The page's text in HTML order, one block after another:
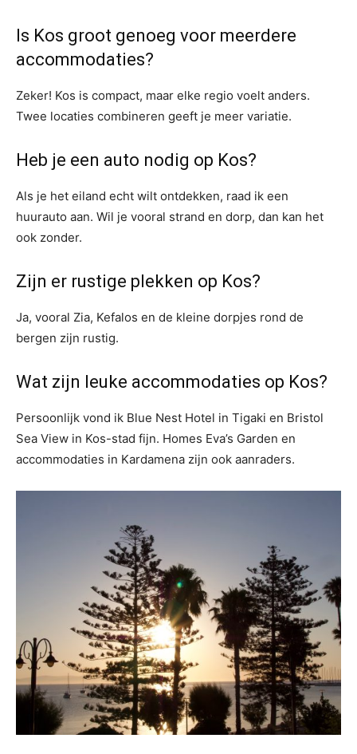
Is Kos groot genoeg voor meerdere
accommodaties?
Zeker! Kos is compact, maar elke regio voelt anders.
Twee locaties combineren geeft je meer variatie.
Heb je een auto nodig op Kos?
Als je het eiland echt wilt ontdekken, raad ik een
huurauto aan. Wil je vooral strand en dorp, dan kan het
ook zonder.
Zijn er rustige plekken op Kos?
Ja, vooral Zia, Kefalos en de kleine dorpjes rond de
bergen zijn rustig.
Wat zijn leuke accommodaties op Kos?
Persoonlijk vond ik Blue Nest Hotel in Tigaki en Bristol
Sea View in Kos-stad fijn. Homes Eva’s Garden en
accommodaties in Kardamena zijn ook aanraders.